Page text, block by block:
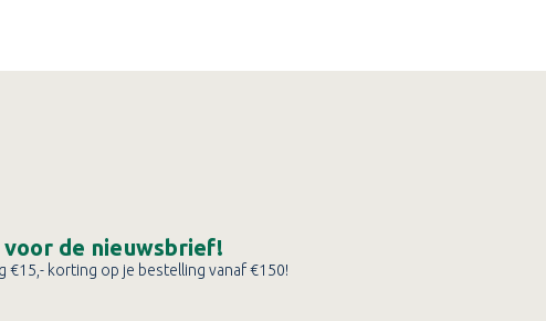
de nieuwsbrief!
€15,- korting op je bestelling vanaf €150!